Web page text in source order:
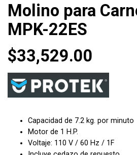
Molino para
MPK-22ES
$33,529.00
Capacidad de 7.2 kg. por minuto
Motor de 1 H.P.
Voltaje: 110 V / 60 Hz / 1F